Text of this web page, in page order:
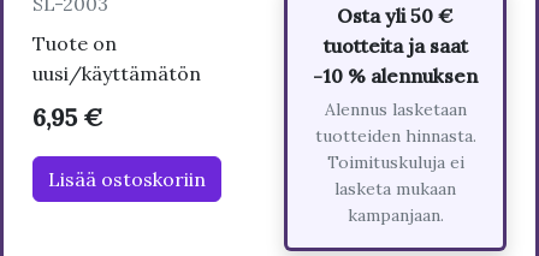
Tuote on
uusi/käyttämätön
6,95 €
Lisää ostoskoriin
Osta yli 50 €
tuotteita ja saat
-10 % alennuksen
Alennus lasketaan
tuotteiden hinnasta.
Toimituskuluja ei
lasketa mukaan
kampanjaan.